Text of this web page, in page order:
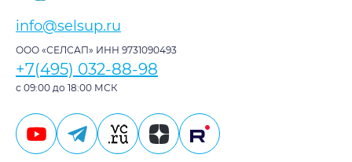
info@selsup.ru
ООО «СЕЛСАП» ИНН 9731090493
+7(495) 032-88-98
с 09:00 до 18:00 МСК